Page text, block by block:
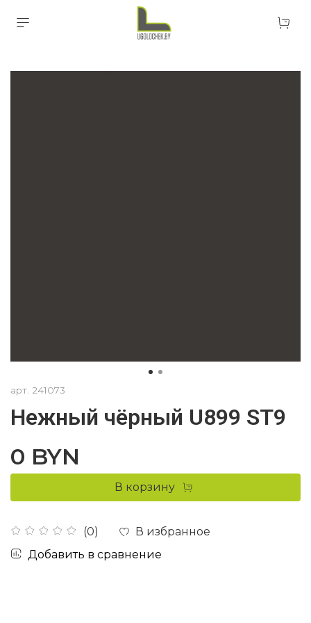
арт. 241073
Нежный чёрный U899 ST9
(0)
В избранное
Добавить в сравнение
0 BYN
В корзину